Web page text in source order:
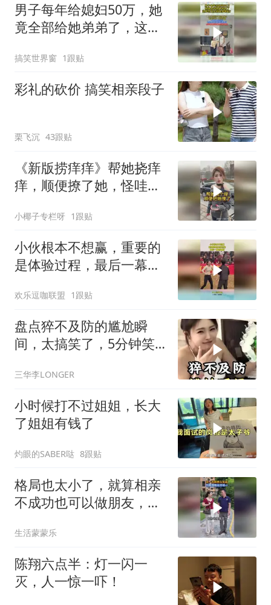
男子每年给媳妇50万，她
竟全部给她弟弟了，这样
搞笑世界窗 1跟贴
彩礼的砍价 搞笑相亲段子
栗飞沉 43跟贴
《新版捞痒痒》帮她挠痒
痒，顺便撩了她，怪哇
小椰子专栏呀 1跟贴
小伙根本不想赢，重要的
是体验过程，最后一幕看
欢乐逗咖联盟 1跟贴
盘点猝不及防的尴尬瞬
间，太搞笑了，5分钟笑
三华李LONGER
小时候打不过姐姐，长大
了姐姐有钱了
灼眼的SABER哒 8跟贴
格局也太小了，就算相亲
不成功也可以做朋友，活
生活蒙蒙乐
陈翔六点半：灯一闪一
灭，人一惊一吓！